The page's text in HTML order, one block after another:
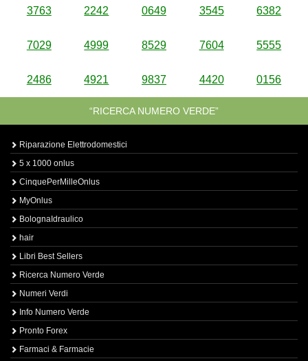
3763 2242 0649 3545 6382
7029 4999 8529 7604 5555
2486 4921 9837 4420 0156
“RICERCA NUMERO VERDE”
Riparazione Elettrodomestici
5 x 1000 onlus
CinquePerMilleOnlus
MyOnlus
BolognaIdraulico
hair
Libri Best Sellers
Ricerca Numero Verde
Numeri Verdi
Info Numero Verde
Pronto Forex
Farmaci & Farmacie